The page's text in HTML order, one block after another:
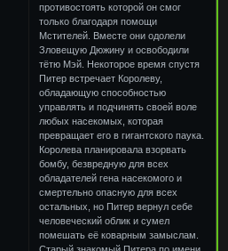
противостоять которой он смог
только благодаря помощи
Мстителей. Вместе они одолели
Зловещую Дюжину и освободили
тётю Мэй. Некоторое время спустя
Питер встречает Королеву,
обладающую способностью
управлять и подчинять своей воле
любых насекомых, которая
превращает его в гигантского паука.
Королева планировала взорвать
бомбу, безвредную для всех
обладателей гена насекомого и
смертельно опасную для всех
остальных, но Питер вернул себе
человеческий облик и сумел
помешать её коварным замыслам.